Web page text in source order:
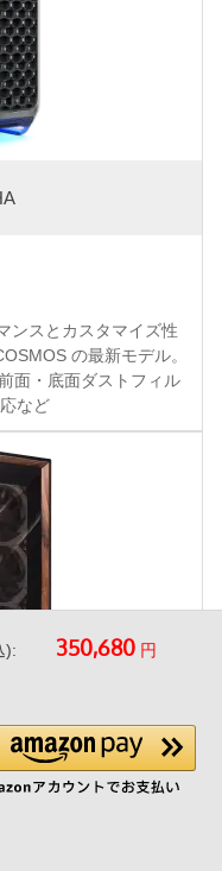
ンスとカスタマイズ性
の最新モデル。
面・底面ダストフィル
など
): 円